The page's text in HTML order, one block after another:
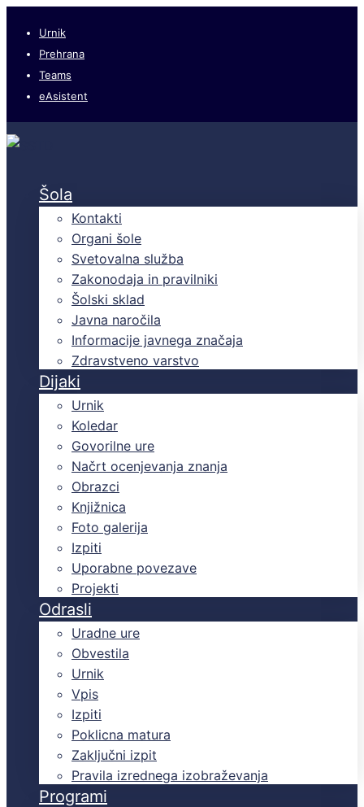
Urnik
Prehrana
Teams
eAsistent
Šola
Kontakti
Organi šole
Svetovalna služba
Zakonodaja in pravilniki
Šolski sklad
Javna naročila
Informacije javnega značaja
Zdravstveno varstvo
Dijaki
Urnik
Koledar
Govorilne ure
Načrt ocenjevanja znanja
Obrazci
Knjižnica
Foto galerija
Izpiti
Uporabne povezave
Projekti
Odrasli
Uradne ure
Obvestila
Urnik
Vpis
Izpiti
Poklicna matura
Zaključni izpit
Pravila izrednega izobraževanja
Programi